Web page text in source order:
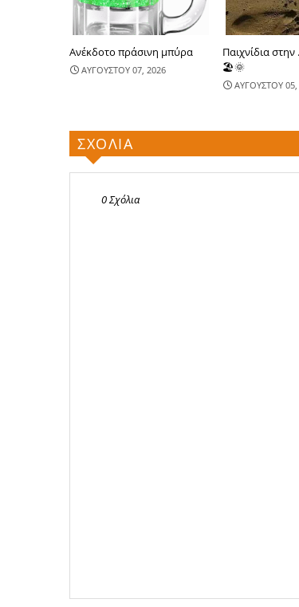
Ανέκδοτο πράσινη μπύρα
ΑΥΓΟΥΣΤΟΥ 07, 2026
Παιχνίδια
🏖🌞
ΑΥΓΟΥΣΤΟΥ 05,
ΣΧΟΛΙΑ
0 Σχόλια